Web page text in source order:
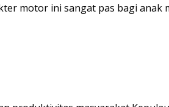
motor ini sangat pas bagi anak